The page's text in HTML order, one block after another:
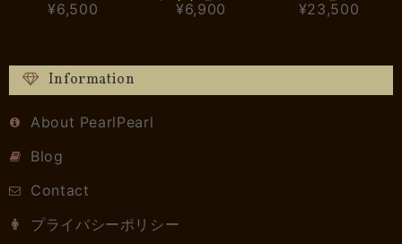
¥6,500
¥6,900
¥23,500
Information
About PearlPearl
Blog
Contact
プライバシーポリシー